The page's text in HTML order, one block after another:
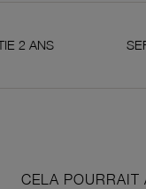
SERVICES
CELA POURRAIT